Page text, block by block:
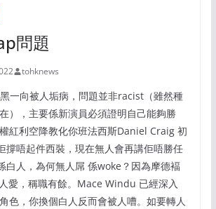
問題
tohknews
一向被人垢病，問題並非racist（雖然種
），主要係新演員必須證明自己能夠勝
紅利空降教化你班法西斯Daniel Craig 初
撐唔起件西裝，現在無人會再講佢唔勝任
白人，為何無人屌 係woke？因為摩德褔
愛，稱職有餘。Mace Windu 已經深入
色，你換個白人反而會被人嘈。如要轉人